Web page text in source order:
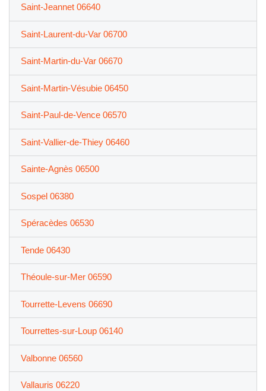
Saint-Jeannet 06640
Saint-Laurent-du-Var 06700
Saint-Martin-du-Var 06670
Saint-Martin-Vésubie 06450
Saint-Paul-de-Vence 06570
Saint-Vallier-de-Thiey 06460
Sainte-Agnès 06500
Sospel 06380
Spéracèdes 06530
Tende 06430
Théoule-sur-Mer 06590
Tourrette-Levens 06690
Tourrettes-sur-Loup 06140
Valbonne 06560
Vallauris 06220